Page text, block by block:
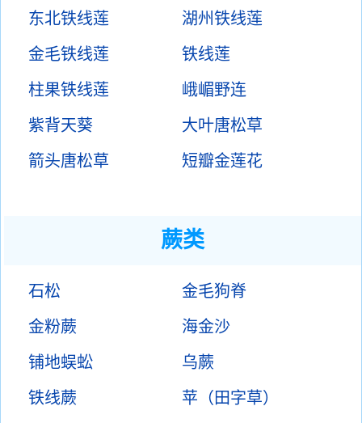
东北铁线莲
湖州铁线莲
金毛铁线莲
铁线莲
柱果铁线莲
峨嵋野连
紫背天葵
大叶唐松草
箭头唐松草
短瓣金莲花
蕨类
石松
金毛狗脊
金粉蕨
海金沙
铺地蜈蚣
乌蕨
铁线蕨
苹（田字草）